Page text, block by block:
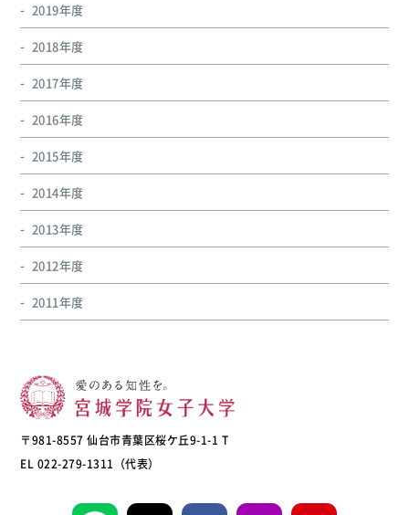
2019年度
2018年度
2017年度
2016年度
2015年度
2014年度
2013年度
2012年度
2011年度
〒981-8557 仙台市青葉区桜ケ丘9-1-1 T
EL 022-279-1311（代表）